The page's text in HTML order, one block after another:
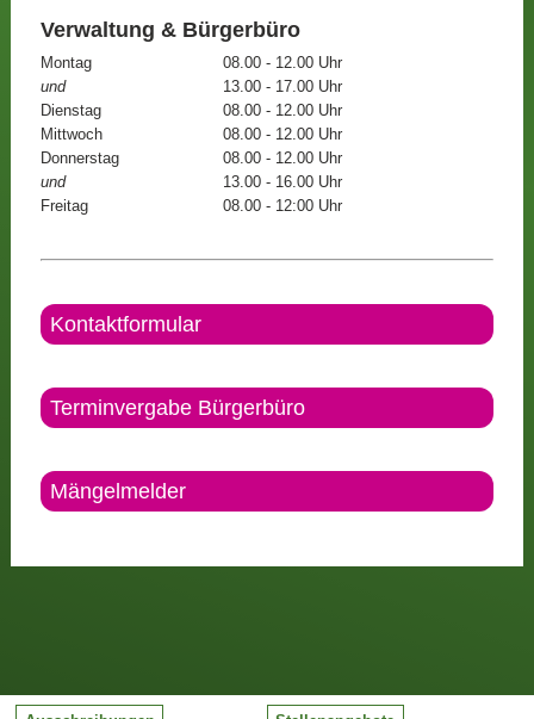
Verwaltung & Bürgerbüro
Montag
08.00 - 12.00 Uhr
und
13.00 - 17.00 Uhr
Dienstag
08.00 - 12.00 Uhr
Mittwoch
08.00 - 12.00 Uhr
Donnerstag
08.00 - 12.00 Uhr
und
13.00 - 16.00 Uhr
Freitag
08.00 - 12:00 Uhr
Kontaktformular
Terminvergabe Bürgerbüro
Mängelmelder